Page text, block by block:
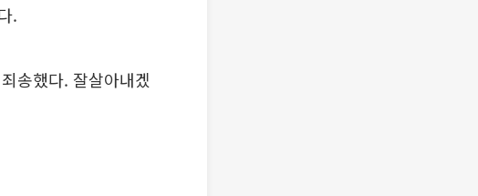
.
송했다. 잘살아내겠